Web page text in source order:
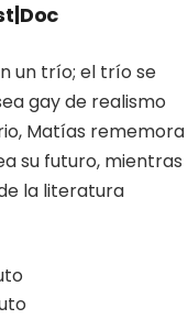
|Doc
un trío; el trío se
gay de realismo
Matías rememora
su futuro, mientras
la literatura